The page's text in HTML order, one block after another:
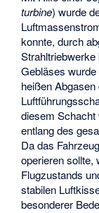
turbine) wurde
konnte, durch
Gebläses
heißen
diesem Schacht
entlang des
Da das
operieren sollte,
Flugzustands
stabilen
besonderer